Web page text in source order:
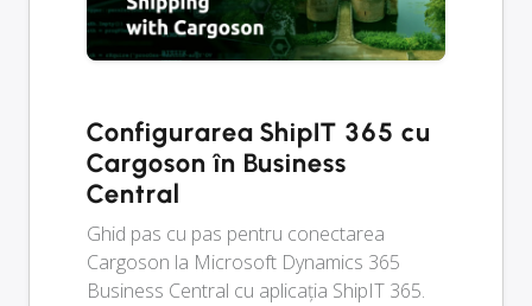
Configurarea ShipIT 365 cu
Cargoson în Business
Central
Ghid pas cu pas pentru conectarea
Cargoson la Microsoft Dynamics 365
Business Central cu aplicația ShipIT 365.